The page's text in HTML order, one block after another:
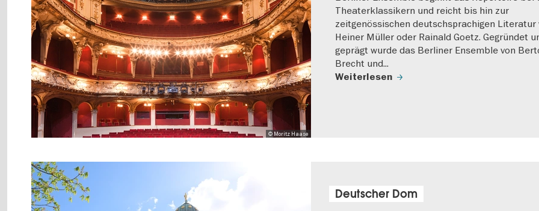
© Moritz Haase
Theaterklassikern und reicht bis hin zur
zeitgenössischen deutschsprachigen Literatur
Heiner Müller oder Rainald Goetz. Gegründet
geprägt wurde das Berliner Ensemble von
Brecht und...
Weiterlesen
Deutscher Dom